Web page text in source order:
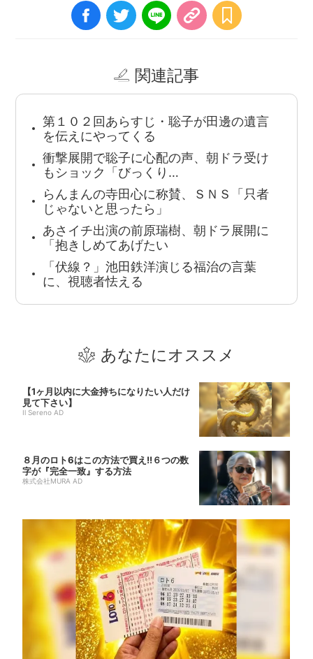
関連記事
第１０２回あらすじ・聡子が田邊の遺言
を伝えにやってくる
衝撃展開で聡子に心配の声、朝ドラ受け
もショック「びっくり…
らんまんの寺田心に称賛、ＳＮＳ「只者
じゃないと思ったら」
あさイチ出演の前原瑞樹、朝ドラ展開に
「抱きしめてあげたい
「伏線？」池田鉄洋演じる福治の言葉
に、視聴者怯える
あなたにオススメ
【1ヶ月以内に大金持ちになりたい人だけ
見て下さい】
Il Sereno AD
８月のロト6はこの方法で買え!!６つの数
字が『完全一致』する方法
株式会社MURA AD